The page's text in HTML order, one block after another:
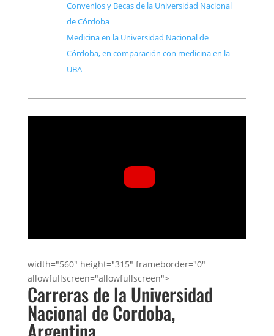
Convenios y Becas de la Universidad Nacional
de Córdoba
Medicina en la Universidad Nacional de
Córdoba, en comparación con medicina en la
UBA
width="560" height="315" frameborder="0"
allowfullscreen="allowfullscreen">
Carreras de la Universidad
Nacional de Cordoba,